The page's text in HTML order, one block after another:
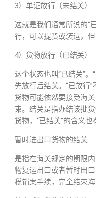
3）单证放行（未结关）
这就是我们通常所说的“
行，可以提货或装运，但
4）货物放行（已结关）
这个状态也叫“已结关”。
先放行后结关。“已放行
货物可能依然要接受海
束。结关是指办结该批
货物，“已结关”的含义也
暂时进出口货物的结关
是指在海关规定的期限
物复运出口或者暂时出
税销案手续，完全结束海